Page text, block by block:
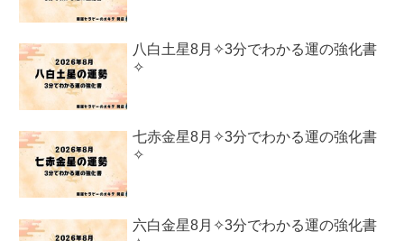
八白土星8月✧3分でわかる運の強化書
✧
七赤金星8月✧3分でわかる運の強化書
✧
六白金星8月✧3分でわかる運の強化書